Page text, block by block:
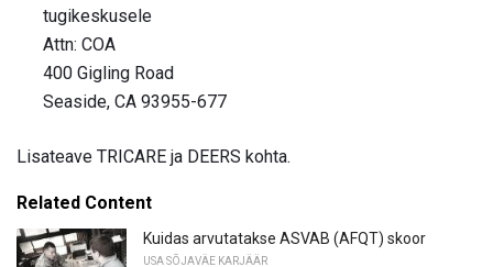
tugikeskusele
Attn: COA
400 Gigling Road
Seaside, CA 93955-677
Lisateave TRICARE ja DEERS kohta.
Related Content
Kuidas arvutatakse ASVAB (AFQT) skoor
USA SÕJAVÄE KARJÄÄR